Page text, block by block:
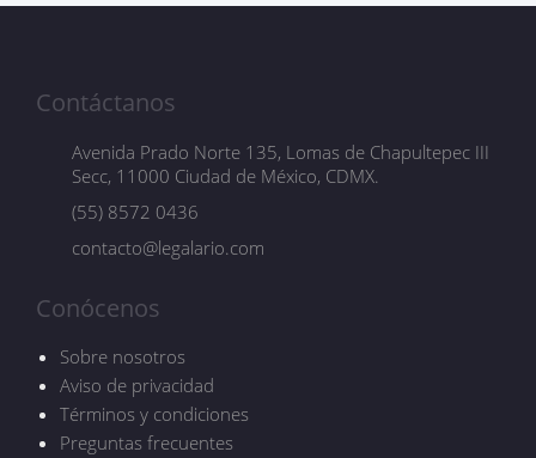
Contáctanos
Avenida Prado Norte 135, Lomas de Chapultepec III
Secc, 11000 Ciudad de México, CDMX.
(55) 8572 0436
contacto@legalario.com
Conócenos
Sobre nosotros
Aviso de privacidad
Términos y condiciones
Preguntas frecuentes